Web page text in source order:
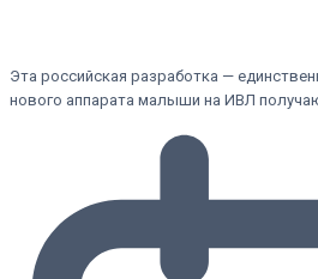
Эта российская разработка —
нового аппарата малыши на ИВЛ